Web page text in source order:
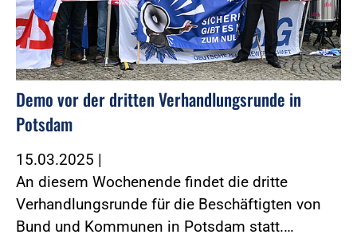
Demo vor der dritten Verhandlungsrunde in
Potsdam
15.03.2025 |
An diesem Wochenende findet die dritte
Verhandlungsrunde für die Beschäftigten von
Bund und Kommunen in Potsdam statt.…